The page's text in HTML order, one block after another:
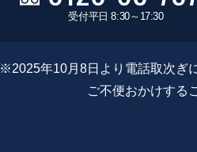
受付平日 8:30～17:30
※2025年10月8日より電話取次ぎ
ご不便おかけする